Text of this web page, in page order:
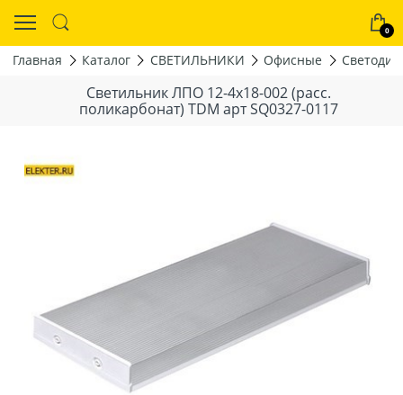
0
Главная Каталог СВЕТИЛЬНИКИ Офисные
Светильник ЛПО 12-4x18-002 (расс.
поликарбонат) TDM арт SQ0327-0117